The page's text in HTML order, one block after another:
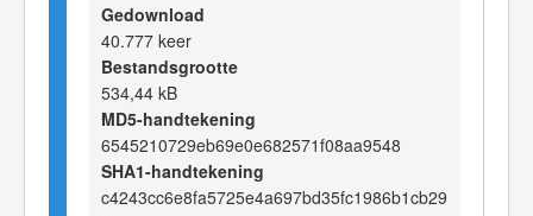
Gedownload
40.777 keer
Bestandsgrootte
534,44 kB
MD5-handtekening
6545210729eb69e0e682571f08aa9548
SHA1-handtekening
c4243cc6e8fa5725e4a697bd35fc1986b1cb29